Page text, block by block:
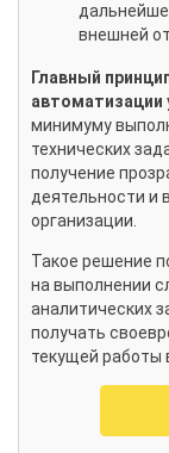
внешней
Главный
автоматизации
минимуму
технических
получение
деятельности и
организации.
Такое решение
на выполнении
аналитических
получать
текущей работы